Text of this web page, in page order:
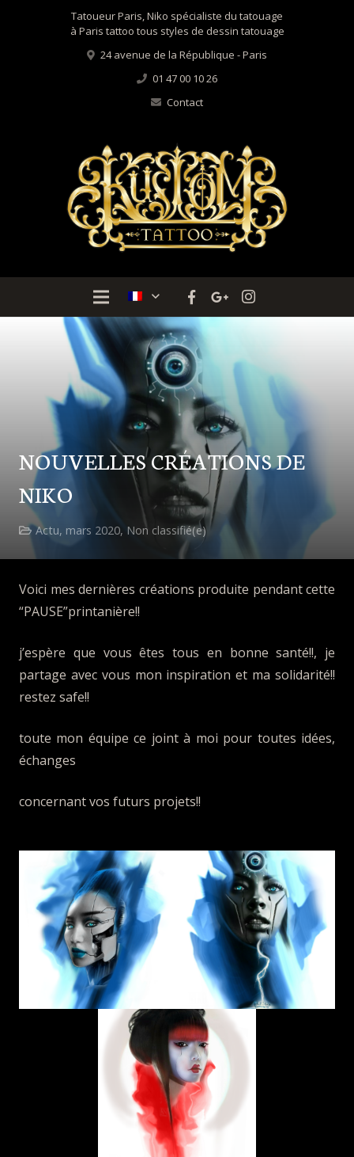
Tatoueur Paris, Niko spécialiste du tatouage
à Paris tattoo tous styles de dessin tatouage
24 avenue de la République - Paris
01 47 00 10 26
Contact
NOUVELLES CRÉATIONS DE
NIKO
Actu, mars 2020, Non classifié(e)
Voici mes dernières créations produite pendant cette
“PAUSE”printanière!!
j’espère que vous êtes tous en bonne santé!!, je
partage avec vous mon inspiration et ma solidarité!!
restez safe!!
toute mon équipe ce joint à moi pour toutes idées,
échanges
concernant vos futurs projets!!